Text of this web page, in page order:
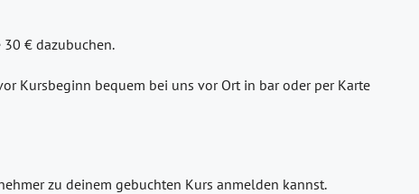
€ dazubuchen.
Kursbeginn bequem bei uns vor Ort in bar oder per Karte
zu deinem gebuchten Kurs anmelden kannst.